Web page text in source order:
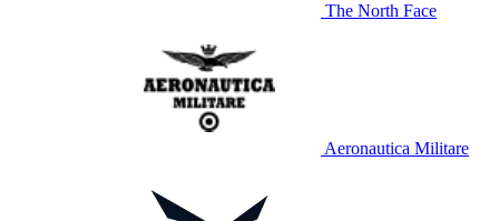
The North Face
Aeronautica Militare